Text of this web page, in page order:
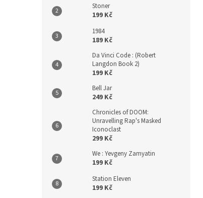
Stoner
199 Kč
1984
189 Kč
Da Vinci Code : (Robert
Langdon Book 2)
199 Kč
Bell Jar
249 Kč
Chronicles of DOOM:
Unravelling Rap's Masked
Iconoclast
299 Kč
We : Yevgeny Zamyatin
199 Kč
Station Eleven
199 Kč